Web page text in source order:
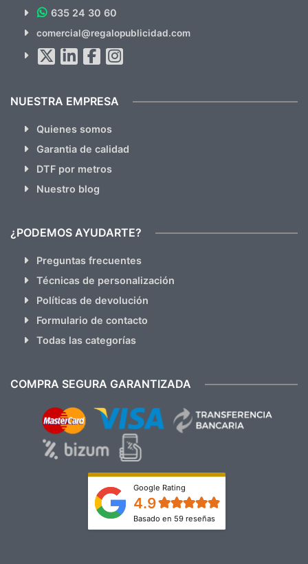
hacemos Spam)
635 24 30 60
comercial@regalopublicidad.com
NUESTRA EMPRESA
Quienes somos
Garantia de calidad
DTF por metros
Nuestro blog
¿PODEMOS AYUDARTE?
Preguntas frecuentes
Técnicas de personalización
Políticas de devolución
Formulario de contacto
Todas las categorías
COMPRA SEGURA GARANTIZADA
Google Rating
4.9
Basado en 59 reseñas